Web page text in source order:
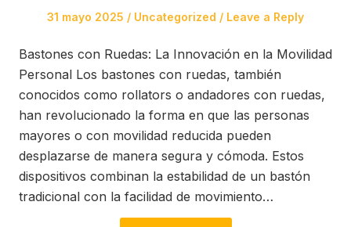
Posted
31 mayo 2025
Posted
Uncategorized Leave a Reply
Bastones con Ruedas: La Innovación en la Movilidad
Personal Los bastones con ruedas, también
conocidos como rollators o andadores con ruedas,
han revolucionado la forma en que las personas
mayores o con movilidad reducida pueden
desplazarse de manera segura y cómoda. Estos
dispositivos combinan la estabilidad de un bastón
tradicional con la facilidad de movimiento…